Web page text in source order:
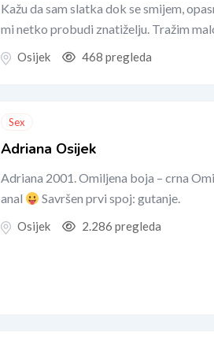
Kažu da sam slatka dok se smijem,
mi netko probudi znatiželju. Tražim
Osijek 468 pregleda
Sex
Adriana Osijek
Adriana 2001. Omiljena boja – crna
anal
Savršen prvi spoj: gutanje.
Osijek 2.286 pregleda